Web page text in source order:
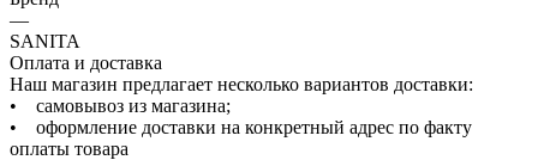
—
SANITA
Оплата и доставка
Наш магазин предлагает несколько вариантов доставки:
• самовывоз из магазина;
• оформление доставки на конкретный адрес по факту
оплаты товара